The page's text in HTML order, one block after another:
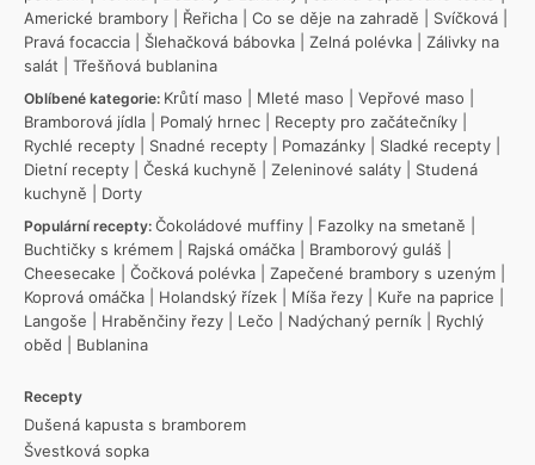
Americké brambory
Řeřicha Co se děje na zahradě Svíčková
Pravá focaccia
Šlehačková bábovka Zelná polévka
Zálivky na
salát
Třešňová bublanina
Oblíbené kategorie: Krůtí maso Mleté maso Vepřové maso
Bramborová jídla
Pomalý hrnec Recepty pro začátečníky
Rychlé recepty
Snadné recepty Pomazánky Sladké recepty
Dietní recepty
Česká kuchyně Zeleninové saláty
Studená
kuchyně
Dorty
Populární recepty: Čokoládové muffiny Fazolky na smetaně
Buchtičky s krémem
Rajská omáčka Bramborový guláš
Cheesecake
Čočková polévka Zapečené brambory s uzeným
Koprová omáčka
Holandský řízek Míša řezy Kuře na paprice
Langoše
Hraběnčiny řezy Lečo Nadýchaný perník
Rychlý
oběd
Bublanina
Recepty
Dušená kapusta s bramborem
Švestková sopka